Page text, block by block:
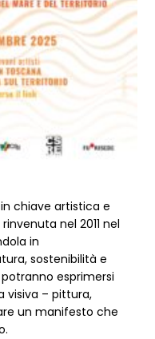
chiave artistica e
nel 2011 nel
in
sostenibilità e
esprimersi
visiva – pittura,
un manifesto che